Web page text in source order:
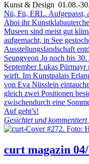
Kunst & Design 01.08.-
Nü, Fü, ERL. Aufgepasst,
Ahoi ihr
Museen sind meist gut
aufgemacht, in See
Ausstellungslandschaft
Seungyeon Jo noch bis
September Lukas
wirft. Im Kunstpalais
von Eva Nüsslein
gleich zwei Positionen
zwischendurch eine
Auf geht’s!
Gesichtet und
curt magazin